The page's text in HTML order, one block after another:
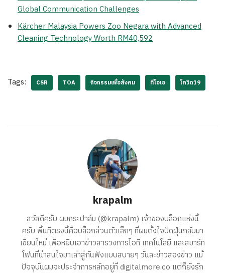
Global Communication Challenges
Kärcher Malaysia Powers Zoo Negara with Advanced
Cleaning Technology Worth RM40,592
Tags: CSR TOA กิจกรรมเพื่อสังคม ทีโอเอ โควิด19
krapalm
สวัสดีครับ ผมกระปาล์ม (@krapalm) เจ้าของบล็อกแห่งนี้
ครับ พื้นที่ตรงนี้คือบล็อกส่วนตัวเล็กๆ ที่ผมตั้งใจปัดฝุ่นกลับมา
เขียนใหม่ เพื่อหยิบเอาข่าวสารวงการไอที เทคโนโลยี และสมาร์ท
โฟนที่น่าสนใจมาเล่าสู่กันฟังแบบสบายๆ วันละข่าวสองข่าว แม้
ปัจจุบันผมจะประจำการหลักอยู่ที่ digitalmore.co แต่ก็ยังรัก